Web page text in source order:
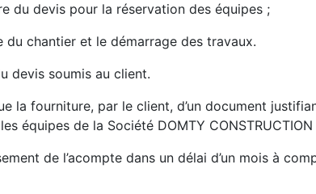
du devis pour la réservation des équipes ;
du chantier et le démarrage des travaux.
devis soumis au client.
la fourniture, par le client, d’un document
équipes de la Société DOMTY
de l’acompte dans un délai d’un mois à